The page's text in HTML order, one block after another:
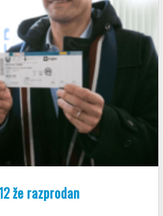
že razprodan